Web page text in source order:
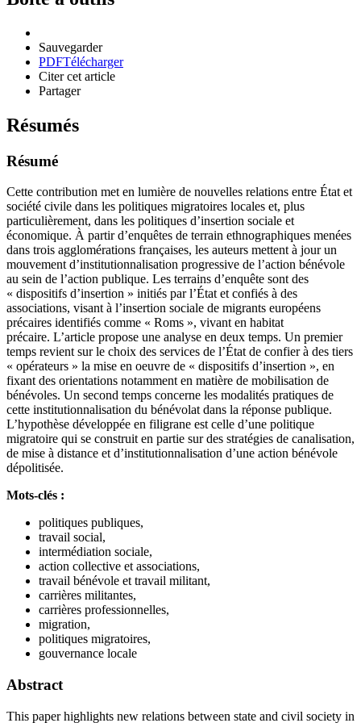
Sauvegarder
PDFTélécharger
Citer cet article
Partager
Résumés
Résumé
Cette contribution met en lumière de nouvelles relations entre État et
société civile dans les politiques migratoires locales et, plus
particulièrement, dans les politiques d’insertion sociale et
économique. À partir d’enquêtes de terrain ethnographiques menées
dans trois agglomérations françaises, les auteurs mettent à jour un
mouvement d’institutionnalisation progressive de l’action bénévole
au sein de l’action publique. Les terrains d’enquête sont des
« dispositifs d’insertion » initiés par l’État et confiés à des
associations, visant à l’insertion sociale de migrants européens
précaires identifiés comme « Roms », vivant en habitat
précaire. L’article propose une analyse en deux temps. Un premier
temps revient sur le choix des services de l’État de confier à des tiers
« opérateurs » la mise en oeuvre de « dispositifs d’insertion », en
fixant des orientations notamment en matière de mobilisation de
bénévoles. Un second temps concerne les modalités pratiques de
cette institutionnalisation du bénévolat dans la réponse publique.
L’hypothèse développée en filigrane est celle d’une politique
migratoire qui se construit en partie sur des stratégies de canalisation,
de mise à distance et d’institutionnalisation d’une action bénévole
dépolitisée.
Mots-clés :
politiques publiques,
travail social,
intermédiation sociale,
action collective et associations,
travail bénévole et travail militant,
carrières militantes,
carrières professionnelles,
migration,
politiques migratoires,
gouvernance locale
Abstract
This paper highlights new relations between state and civil society in